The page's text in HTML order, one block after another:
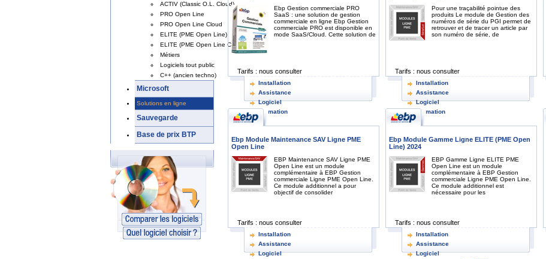
ACTIV (Classic O.L. Cloud)
PRO Open Line
PRO Open Line Cloud
ELITE (PME Open Line)
ELITE (PME Open Line Cloud)
Métiers
Logiciels tout public
C++ (ancien techno)
Microsoft
Solutions en ligne
Sauvegarde
Base de prix BTP
Ebp Gestion commerciale PRO
SaaS : une solution de gestion
commerciale en ligne Ebp Gestion
commerciale PRO est disponible en
mode SaaS/Cloud. Cette solution de
Tarifs : nous consulter
Installation
Assistance
Logiciel
Formation
Pour une traçabilité pointue des
produits Le module de Gestion des
numéros de série du PGI permet de
retrouver et de tracer un article par
son numéro de série, de
Tarifs : nous consulter
Installation
Assistance
Logiciel
Formation
Ebp Module Maintenance SAV Ligne PME
Open Line
EBP Maintenance SAV Ligne PME
Open Line est un module
complémentaire à EBP Gestion
commerciale Ligne PME Open Line.
Ce module additionnel a pour
objectif de consolider
Tarifs : nous consulter
Installation
Assistance
Logiciel
Ebp Module Gamme Ligne ELITE (PME Open
Line) 2024
EBP Gamme Ligne ELITE PME
Open Line est un module
complémentaire à EBP Gestion
commerciale Ligne PME Open Line.
Ce module additionnel est
nécessaire pour les
Tarifs : nous consulter
Installation
Assistance
Logiciel